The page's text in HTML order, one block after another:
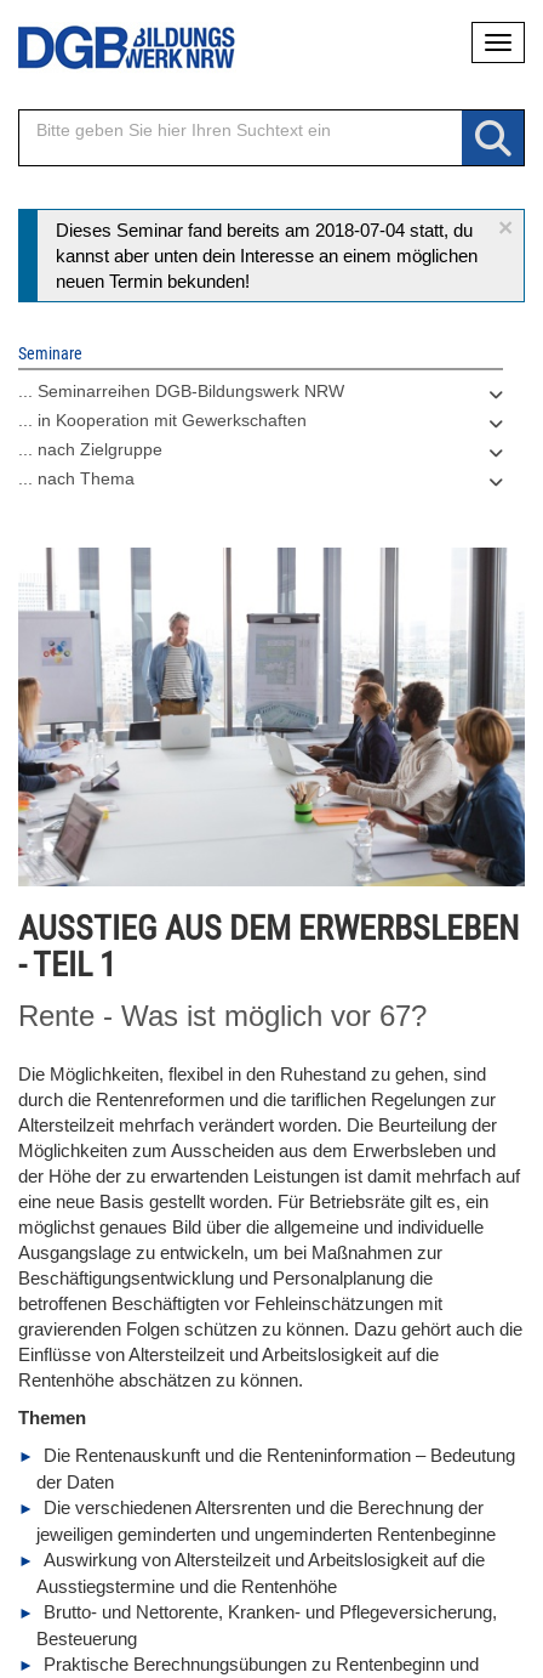
Direkt
Inhalt
×
Statusmeldung
Dieses Seminar fand bereits am 2018-07-04 statt, du
kannst aber unten dein Interesse an einem möglichen
neuen Termin bekunden!
Seminare
... Seminarreihen DGB-Bildungswerk NRW
... in Kooperation mit Gewerkschaften
... nach Zielgruppe
... nach Thema
AUSSTIEG AUS DEM ERWERBSLEBEN
- TEIL 1
Rente - Was ist möglich vor 67?
Die Möglichkeiten, flexibel in den Ruhestand zu gehen, sind
durch die Rentenreformen und die tariflichen Regelungen zur
Altersteilzeit mehrfach verändert worden. Die Beurteilung der
Möglichkeiten zum Ausscheiden aus dem Erwerbsleben und
der Höhe der zu erwartenden Leistungen ist damit mehrfach auf
eine neue Basis gestellt worden. Für Betriebsräte gilt es, ein
möglichst genaues Bild über die allgemeine und individuelle
Ausgangslage zu entwickeln, um bei Maßnahmen zur
Beschäftigungsentwicklung und Personalplanung die
betroffenen Beschäftigten vor Fehleinschätzungen mit
gravierenden Folgen schützen zu können. Dazu gehört auch die
Einflüsse von Altersteilzeit und Arbeitslosigkeit auf die
Rentenhöhe abschätzen zu können.
Themen
Die Rentenauskunft und die Renteninformation – Bedeutung
der Daten
Die verschiedenen Altersrenten und die Berechnung der
jeweiligen geminderten und ungeminderten Rentenbeginne
Auswirkung von Altersteilzeit und Arbeitslosigkeit auf die
Ausstiegstermine und die Rentenhöhe
Brutto- und Nettorente, Kranken- und Pflegeversicherung,
Besteuerung
Praktische Berechnungsübungen zu Rentenbeginn und